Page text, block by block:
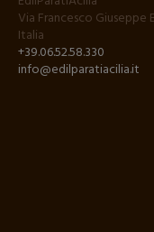
Via Francesco Giuseppe
Italia
+39.06.52.58.330
info@edilparatiacilia.it